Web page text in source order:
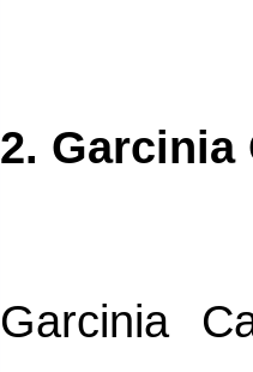
2. Garcinia
Garcinia